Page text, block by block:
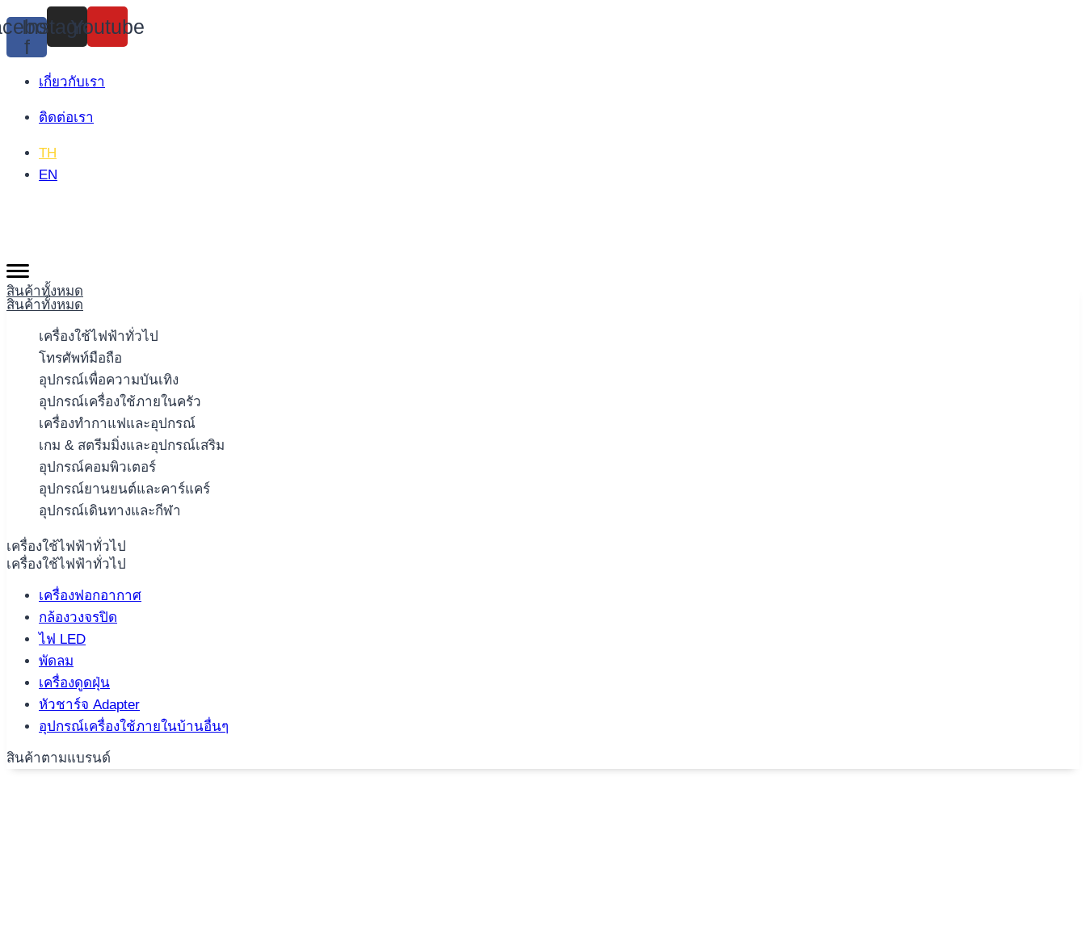
Skip
to
content
f
Instagram
Youtube
เกี่ยวกับเรา
ติดต่อเรา
TH
EN
สินค้าทั้งหมด
สินค้าทั้งหมด
เครื่องใช้ไฟฟ้าทั่วไป
โทรศัพท์มือถือ
อุปกรณ์เพื่อความบันเทิง
อุปกรณ์เครื่องใช้ภายในครัว
เครื่องทำกาแฟและอุปกรณ์
เกม & สตรีมมิ่งและอุปกรณ์เสริม
อุปกรณ์คอมพิวเตอร์
อุปกรณ์ยานยนต์และคาร์แคร์
อุปกรณ์เดินทางและกีฬา
เครื่องใช้ไฟฟ้าทั่วไป
เครื่องใช้ไฟฟ้าทั่วไป
เครื่องฟอกอากาศ
กล้องวงจรปิด
ไฟ LED
พัดลม
เครื่องดูดฝุ่น
หัวชาร์จ Adapter
อุปกรณ์เครื่องใช้ภายในบ้านอื่นๆ
สินค้าตามแบรนด์